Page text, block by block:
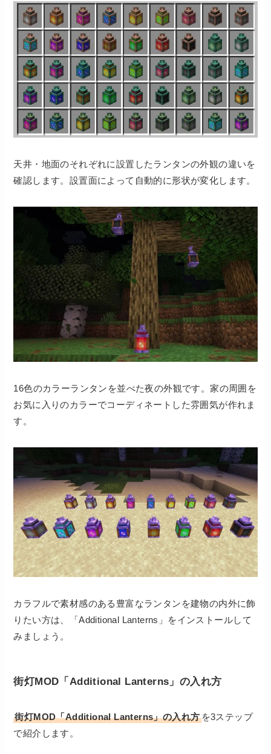
天井・地面のそれぞれに設置したランタンの外観の違いを
確認します。設置面によって自動的に形状が変化します。
16色のカラーランタンを並べた夜の外観です。家の周囲を
お気に入りのカラーでコーディネートした雰囲気が作れま
す。
カラフルで素材感のある豊富なランタンを建物の内外に飾
りたい方は、「Additional Lanterns」をインストールして
みましょう。
街灯MOD「Additional Lanterns」の入れ方
街灯MOD「Additional Lanterns」の入れ方を3ステップ
で紹介します。